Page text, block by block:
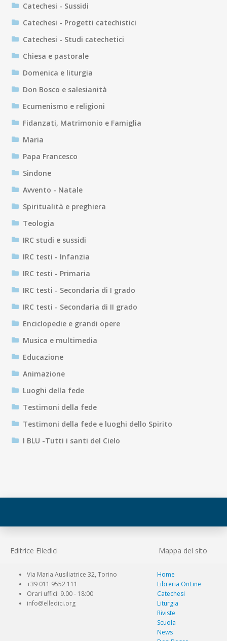
Catechesi - Sussidi
Catechesi - Progetti catechistici
Catechesi - Studi catechetici
Chiesa e pastorale
Domenica e liturgia
Don Bosco e salesianità
Ecumenismo e religioni
Fidanzati, Matrimonio e Famiglia
Maria
Papa Francesco
Sindone
Avvento - Natale
Spiritualità e preghiera
Teologia
IRC studi e sussidi
IRC testi - Infanzia
IRC testi - Primaria
IRC testi - Secondaria di I grado
IRC testi - Secondaria di II grado
Enciclopedie e grandi opere
Musica e multimedia
Educazione
Animazione
Luoghi della fede
Testimoni della fede
Testimoni della fede e luoghi dello Spirito
I BLU -Tutti i santi del Cielo
Editrice Elledici Mappa del sito
Via Maria Ausiliatrice 32, Torino
+39 011 9552 111
Orari uffici: 9.00 - 18:00
info@elledici.org
Home
Libreria OnLine
Catechesi
Liturgia
Riviste
Scuola
News